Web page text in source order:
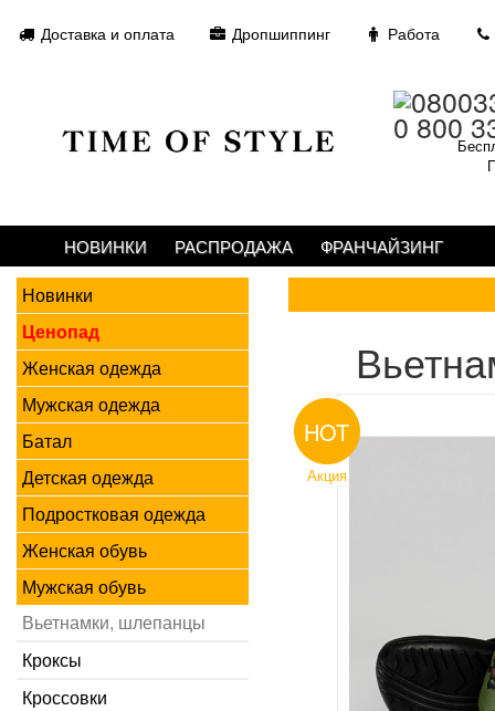
Доставка и оплата Дропшиппинг Работа
0 800
НОВИНКИ РАСПРОДАЖА ФРАНЧАЙЗИНГ
Новинки
Ценопад
Женская одежда
Мужская одежда
Батал
Детская одежда
Подростковая одежда
Женская обувь
Мужская обувь
Вьетнамки, шлепанцы
Кроксы
Кроссовки
HOT
Акция